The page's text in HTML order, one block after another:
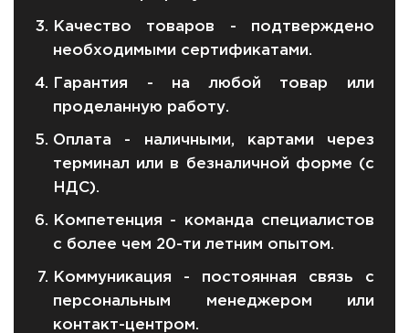
Качество товаров - подтверждено
необходимыми сертификатами.
Гарантия - на любой товар или
проделанную работу.
Оплата - наличными, картами через
терминал или в безналичной форме (с
НДС).
Компетенция - команда специалистов
с более чем 20-ти летним опытом.
Коммуникация - постоянная связь с
персональным менеджером или
контакт-центром.